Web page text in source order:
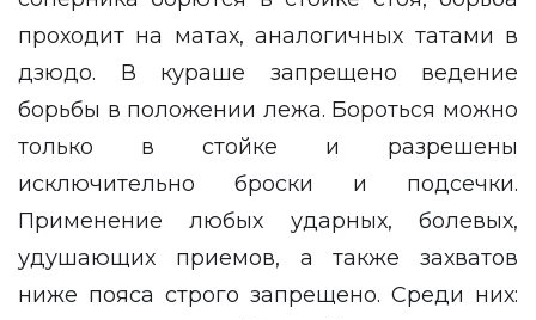
проходит на матах, аналогичных татами в
дзюдо. В кураше запрещено ведение
борьбы в положении лежа. Бороться можно
только в стойке и разрешены
исключительно броски и подсечки.
Применение любых ударных, болевых,
удушающих приемов, а также захватов
ниже пояса строго запрещено. Среди них: